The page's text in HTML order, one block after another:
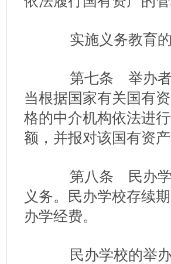
实施义务教育的
第七条 举办者
当根据国家有关国有
格的中介机构依法进
额，并报对该国有资
第八条 民办学
义务。民办学校存续
办学经费。
民办学校的举办